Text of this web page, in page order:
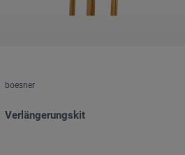
boesner
Verlängerungskit